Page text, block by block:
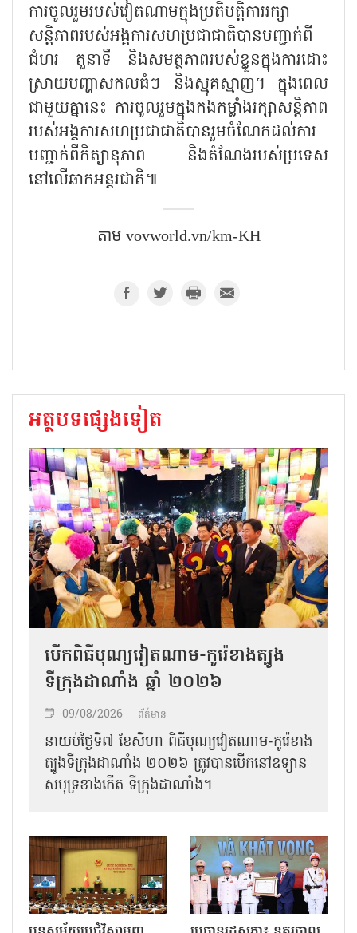
ការចូលរួមរបស់វៀតណាមក្នុងប្រតិបត្តិការរក្សា
សន្តិភាពរបស់អង្គការសហប្រជាជាតិបានបញ្ជាក់ពី
ជំហរ តួនាទី និងសមត្ថភាពរបស់ខ្លួនក្នុងការដោះ
ស្រាយបញ្ហាសកលធំៗ និងស្មុគស្មាញ។ ក្នុងពេល
ជាមួយគ្នានេះ ការចូលរួមក្នុងកងកម្លាំងរក្សាសន្តិភាព
របស់អង្គការសហប្រជាជាតិបានរួមចំណែកដល់ការ
បញ្ជាក់ពីកិត្យានុភាព និងតំណែងរបស់ប្រទេស
នៅលើឆាកអន្តរជាតិ៕
តាម​ vovworld.vn/km-KH
អត្ថបទផ្សេងទៀត
បើកពិធីបុណ្យវៀតណាម-កូរ៉េខាងត្បូង
ទីក្រុងដាណាំង ឆ្នាំ ២០២៦
09/08/2026 ព័ត៌មាន
នាយប់ថ្ងៃទី៧ ខែសីហា ពិធីបុណ្យវៀតណាម-កូរ៉េខាង
ត្បូងទីក្រុងដាណាំង ២០២៦ ត្រូវបានបើកនៅឧទ្យាន
សមុទ្រខាងកើត ទីក្រុងដាណាំង។